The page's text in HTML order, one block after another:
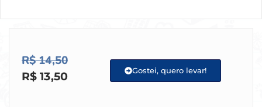
R$14,50
R$ 13,50 Gostei, quero levar!